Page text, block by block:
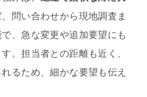
問い合わせから現地調査ま
、急な変更や追加要望にも
。担当者との距離も近く、
るため、細かな要望も伝え